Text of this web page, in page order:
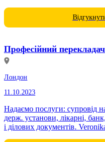
Професійний
Лондон
11.10.2023
Надаємо послуги: супровід
держ. установи, лікарні,
і ділових